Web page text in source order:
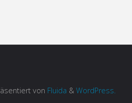
von Fluida & WordPress.